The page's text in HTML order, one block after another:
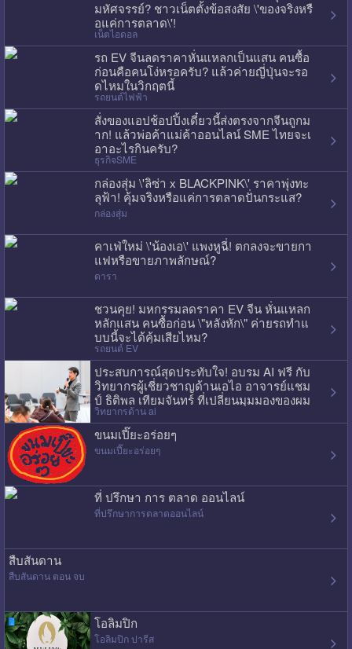
มหัศจรรย์? ชาวเน็ตตั้งข้อสงสัย \'ของจริงหรื
อแค่การตลาด\'!
เน็ตไอดอล
รถ EV จีนลดราคาหั่นแหลกเป็นแสน คนซื้อ
ก่อนคือคนโง่หรอครับ? แล้วค่ายญี่ปุ่นจะรอ
ดไหมในวิกฤตนี้
รถยนต์ไฟฟ้า
สั่งของแอปช้อปปิ้งเดี๋ยวนี้ส่งตรงจากจีนถูกม
าก! แล้วพ่อค้าแม่ค้าออนไลน์ SME ไทยจะเ
อาอะไรกินครับ?
ธุรกิจSME
กล่องสุ่ม \'ลิซ่า x BLACKPINK\' ราคาพุ่งทะ
ลุฟ้า! คุ้มจริงหรือแค่การตลาดปั่นกระแส?
กล่องสุ่ม
คาเฟ่ใหม่ \'น้องเอ\' แพงหูฉี่! ตกลงจะขายกา
แฟหรือขายภาพลักษณ์?
ดารา
ชวนคุย! มหกรรมลดราคา EV จีน หั่นแหลก
หลักแสน คนซื้อก่อน \"หลังหัก\" ค่ายรถทำแ
บบนี้จะได้คุ้มเสียไหม?
รถยนต์ EV
ประสบการณ์สุดประทับใจ! อบรม AI ฟรี กับ
วิทยากรผู้เชี่ยวชาญด้านเอไอ อาจารย์แชม
ป์ ธิติพล เทียมจันทร์ ที่เปลี่ยนมุมมองของผม
ไปเลย
วิทยากรด้าน ai
ขนมเปี๊ยะอร่อยๆ
ขนมเปี๊ยะอร่อยๆ
ที่ ปรึกษา การ ตลาด ออนไลน์
ที่ปรึกษาการตลาดออนไลน์
สืบสันดาน
สืบสันดาน ตอน จบ
โอลิมปิก
โอลิมปิก ปารีส